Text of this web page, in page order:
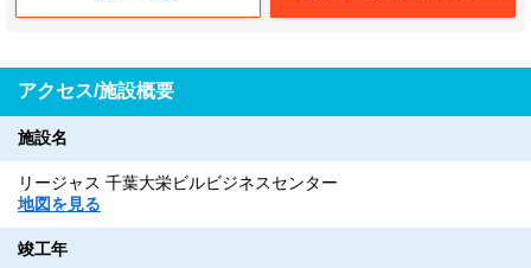
アクセス/施設概要
施設名
リージャス 千葉大栄ビルビジネスセンター
地図を見る
竣工年